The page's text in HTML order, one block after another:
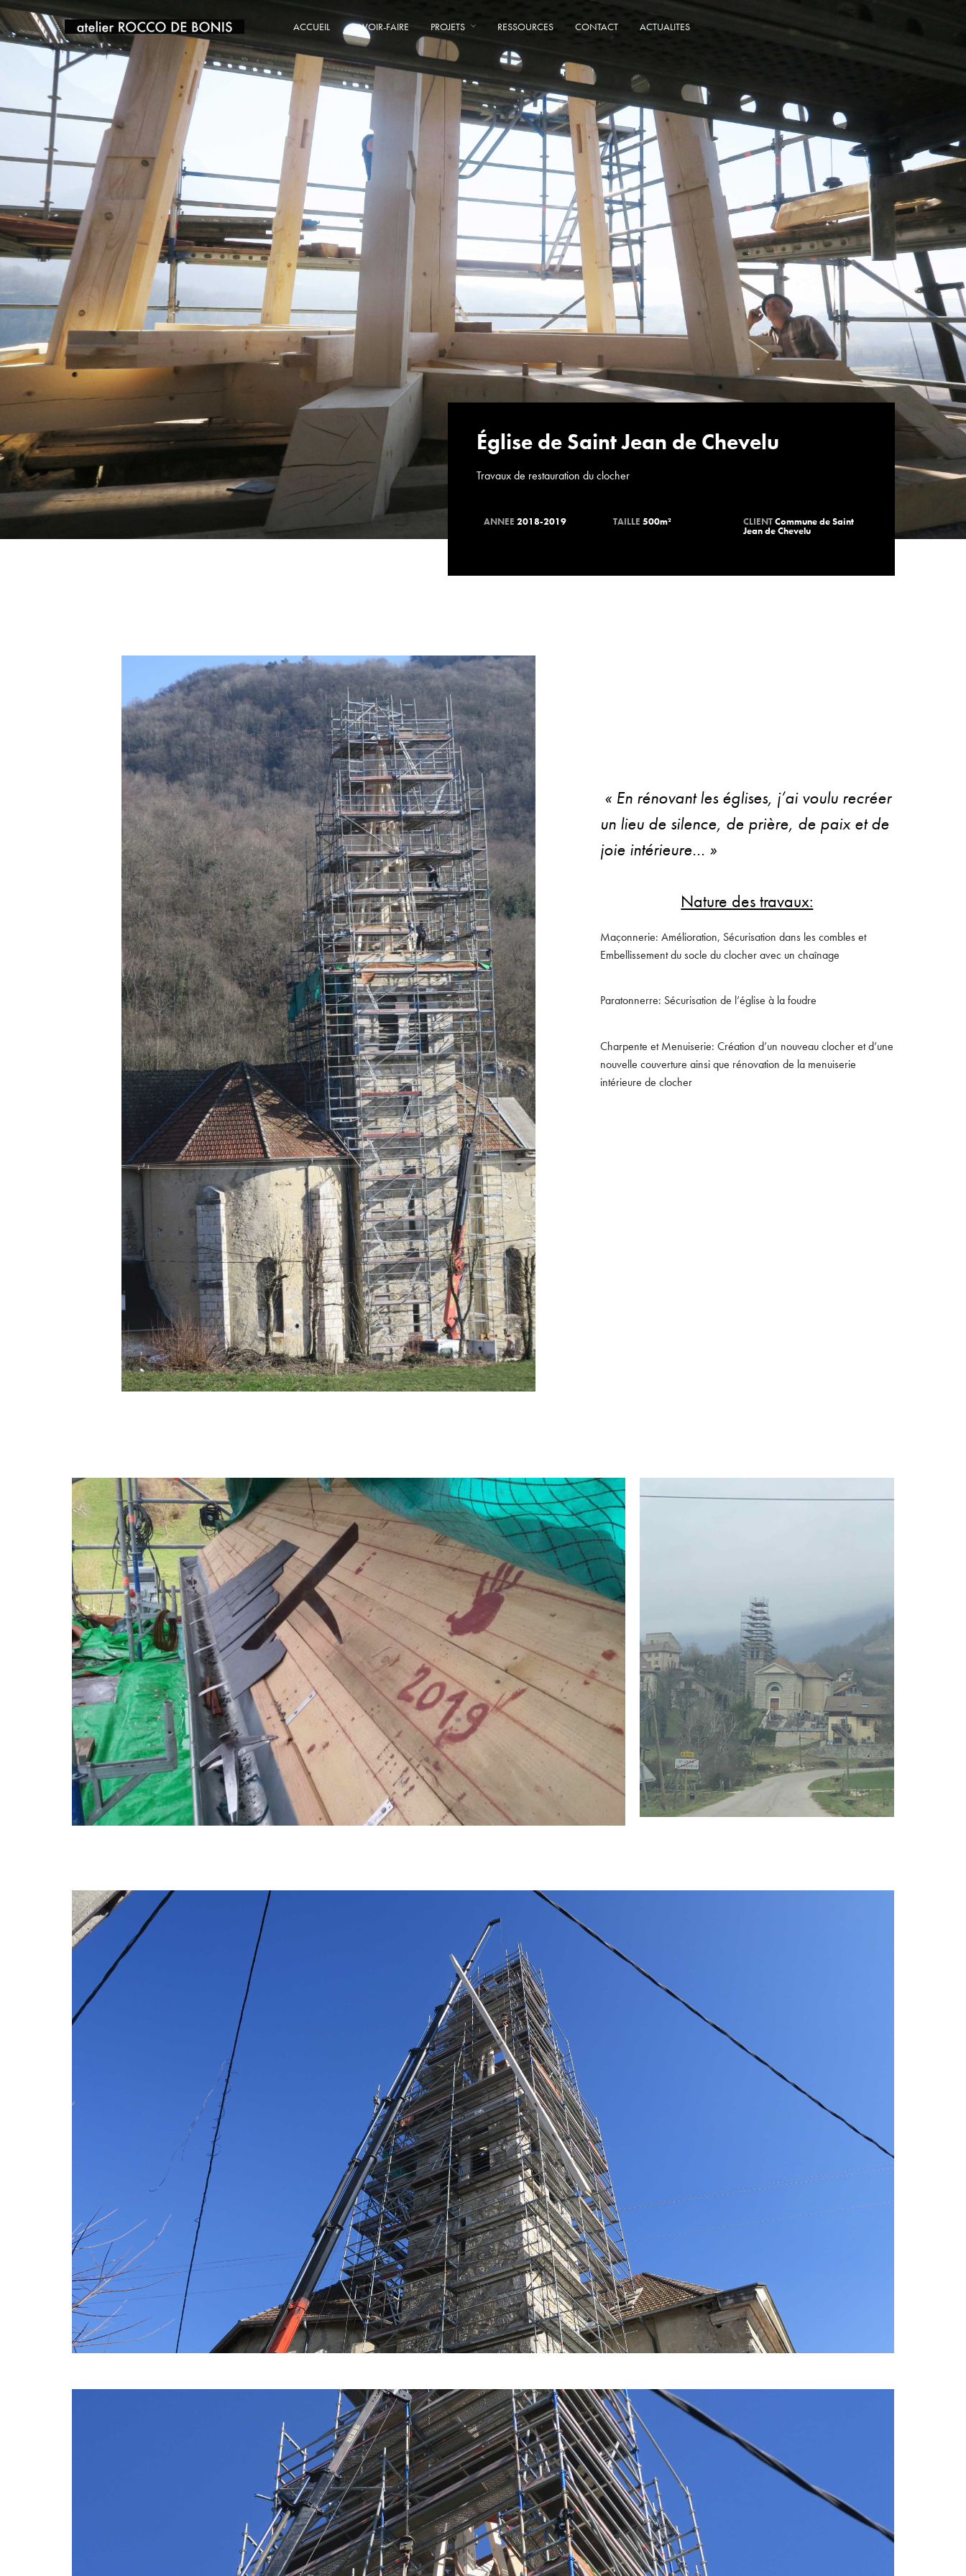
ACCUEIL SAVOIR-FAIRE PROJETS RESSOURCES CONTACT ACTUALITES
Église de Saint Jean de Chevelu
Travaux de restauration du clocher
ANNEE 2018-2019 TAILLE 500m² CLIENTCommune de Saint
Jean de Chevelu
« En rénovant les églises, j’ai voulu recréer
un lieu de silence, de prière, de paix et de
joie intérieure… »
Nature des travaux:
Maçonnerie: Amélioration, Sécurisation dans les combles et
Embellissement du socle du clocher avec un chaînage
Paratonnerre: Sécurisation de l’église à la foudre
Charpente et Menuiserie: Création d’un nouveau clocher et d’une
nouvelle couverture ainsi que rénovation de la menuiserie
intérieure de clocher